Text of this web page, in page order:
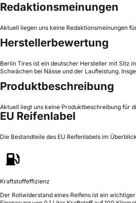
Redaktionsmeinungen
Aktuell liegen uns keine Redaktionsmeinungen
Herstellerbewertung
Berlin Tires ist ein deutscher Hersteller mit Sitz
Schwächen bei Nässe und der Laufleistung.
Produktbeschreibung
Aktuell liegt uns keine Produktbeschreibung für
EU Reifenlabel
Die Bestandteile des EU Reifenlabels im
Kraftstoffeffizienz
Der Rollwiderstand eines Reifens ist ein